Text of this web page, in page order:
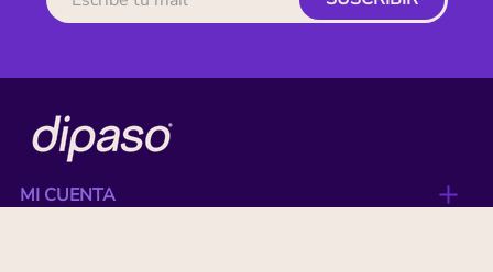
MI CUENTA